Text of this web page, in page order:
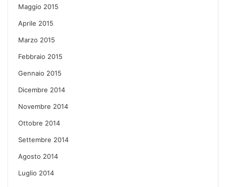
Maggio 2015
Aprile 2015
Marzo 2015
Febbraio 2015
Gennaio 2015
Dicembre 2014
Novembre 2014
Ottobre 2014
Settembre 2014
Agosto 2014
Luglio 2014